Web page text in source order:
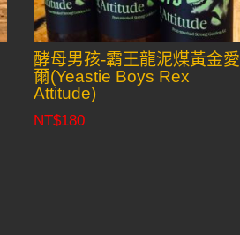
酵母男孩-霸王龍泥煤黃金愛
爾(Yeastie Boys Rex
Attitude)
NT$180